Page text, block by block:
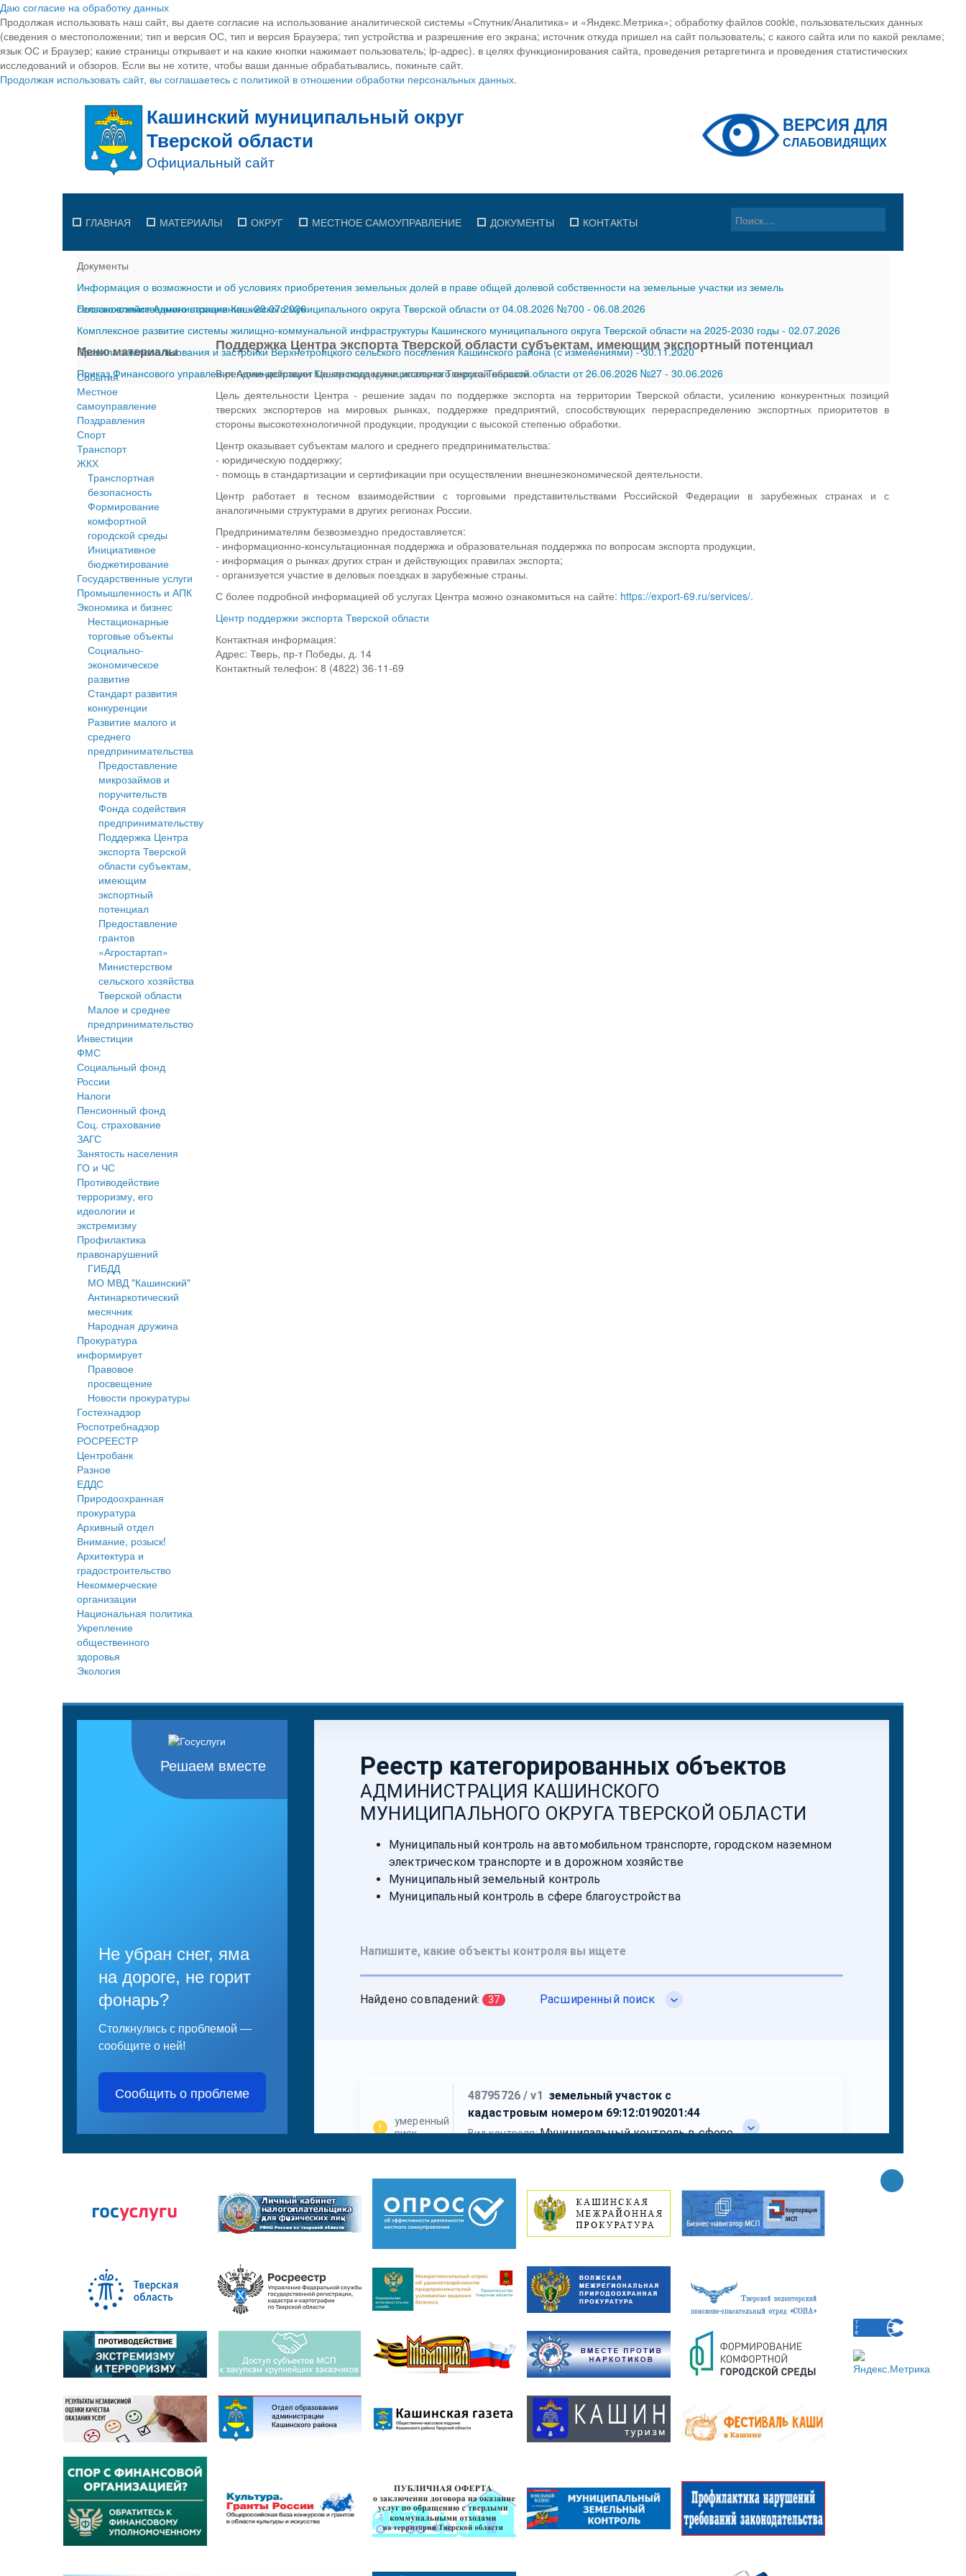
Даю согласие на обработку данных
Продолжая использовать наш сайт, вы даете согласие на использование аналитической системы «Спутник/Аналитика» и «Яндекс.Метрика»; обработку файлов cookie, пользовательских данных
(сведения о местоположении; тип и версия ОС, тип и версия Браузера; тип устройства и разрешение его экрана; источник откуда пришел на сайт пользователь; с какого сайта или по какой рекламе;
язык ОС и Браузер; какие страницы открывает и на какие кнопки нажимает пользователь; ip-адрес). в целях функционирования сайта, проведения ретаргетинга и проведения статистических
исследований и обзоров. Если вы не хотите, чтобы ваши данные обрабатывались, покиньте сайт.
Продолжая использовать сайт, вы соглашаетесь с политикой в отношении обработки персональных данных.
ГЛАВНАЯ МАТЕРИАЛЫ ОКРУГ МЕСТНОЕ САМОУПРАВЛЕНИЕ ДОКУМЕНТЫ КОНТАКТЫ
Документы
Информация о возможности и об условиях приобретения земельных долей в праве общей долевой собственности на земельные участки из земель
сельскохозяйственного назначения-29.07.2026
Постановление Администрации Кашинского муниципального округа Тверской области от 04.08.2026 №700 - 06.08.2026
Комплексное развитие системы жилищно-коммунальной инфраструктуры Кашинского муниципального округа Тверской области на 2025-2030 годы - 02.07.2026
Правила землепользования и застройки Верхнетроицкого сельского поселения Кашинского района (с изменениями)-30.11.2020
Приказ Финансового управления Администрации Кашинского муниципального округа Тверской области от 26.06.2026 №27 - 30.06.2026
Меню материалы
События
Местное
cамоуправление
Поздравления
Спорт
Транспорт
ЖКХ
Транспортная
безопасность
Формирование
комфортной
городской среды
Инициативное
бюджетирование
Государственные услуги
Промышленность и АПК
Экономика и бизнес
Нестационарные
торговые объекты
Социально-
экономическое
развитие
Стандарт развития
конкуренции
Развитие малого и
среднего
предпринимательства
Предоставление
микрозаймов и
поручительств
Фонда содействия
предпринимательству
Поддержка Центра
экспорта Тверской
области субъектам,
имеющим
экспортный
потенциал
Предоставление
грантов
«Агростартап»
Министерством
сельского хозяйства
Тверской области
Малое и среднее
предпринимательство
Инвестиции
ФМС
Социальный фонд
России
Налоги
Пенсионный фонд
Соц. страхование
ЗАГС
Занятость населения
ГО и ЧС
Противодействие
терроризму, его
идеологии и
экстремизму
Профилактика
правонарушений
ГИБДД
МО МВД "Кашинский"
Антинаркотический
месячник
Народная дружина
Прокуратура
информирует
Правовое
просвещение
Новости прокуратуры
Гостехнадзор
Роспотребнадзор
РОСРЕЕСТР
Центробанк
Разное
ЕДДС
Природоохранная
прокуратура
Архивный отдел
Внимание, розыск!
Архитектура и
градостроительство
Некоммерческие
организации
Национальная политика
Укрепление
общественного
здоровья
Экология
Поддержка Центра экспорта Тверской области субъектам, имеющим экспортный потенциал
В регионе действует Центр поддержки экспорта Тверской области.
Цель деятельности Центра - решение задач по поддержке экспорта на территории Тверской области, усилению конкурентных позиций
тверских экспортеров на мировых рынках, поддержке предприятий, способствующих перераспределению экспортных приоритетов в
стороны высокотехнологичной продукции, продукции с высокой степенью обработки.
Центр оказывает субъектам малого и среднего предпринимательства:
- юридическую поддержку;
- помощь в стандартизации и сертификации при осуществлении внешнеэкономической деятельности.
Центр работает в тесном взаимодействии с торговыми представительствами Российской Федерации в зарубежных странах и с
аналогичными структурами в других регионах России.
Предпринимателям безвозмездно предоставляется:
- информационно-консультационная поддержка и образовательная поддержка по вопросам экспорта продукции,
- информация о рынках других стран и действующих правилах экспорта;
- организуется участие в деловых поездках в зарубежные страны.
С более подробной информацией об услугах Центра можно ознакомиться на сайте: https://export-69.ru/services/.
Центр поддержки экспорта Тверской области
Контактная информация:
Адрес: Тверь, пр-т Победы, д. 14
Контактный телефон: 8 (4822) 36-11-69
Решаем вместе
Не убран снег, яма
на дороге, не горит
фонарь?
Столкнулись с проблемой —
сообщите о ней!
Сообщить о проблеме